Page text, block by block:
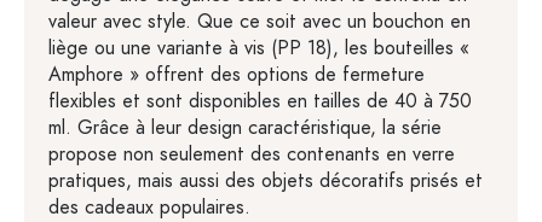
valeur avec style. Que ce soit avec un bouchon en
liège ou une variante à vis (PP 18), les bouteilles «
Amphore » offrent des options de fermeture
flexibles et sont disponibles en tailles de 40 à 750
ml. Grâce à leur design caractéristique, la série
propose non seulement des contenants en verre
pratiques, mais aussi des objets décoratifs prisés et
des cadeaux populaires.